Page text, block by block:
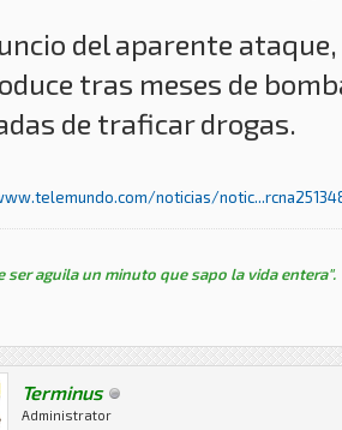
del aparente
tras meses de
de traficar drogas.
noticias/
ser aguila un minuto que sapo la vida entera".
Terminus
Administrator